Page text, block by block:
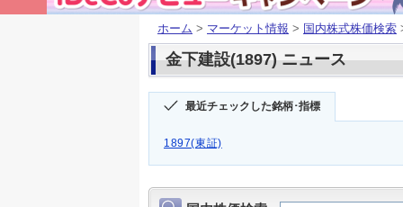
ホーム > マーケット情報 > 国内株式株価検索
金下建設(1897) ニュース
最近チェックした銘柄･指標
1897(東証)